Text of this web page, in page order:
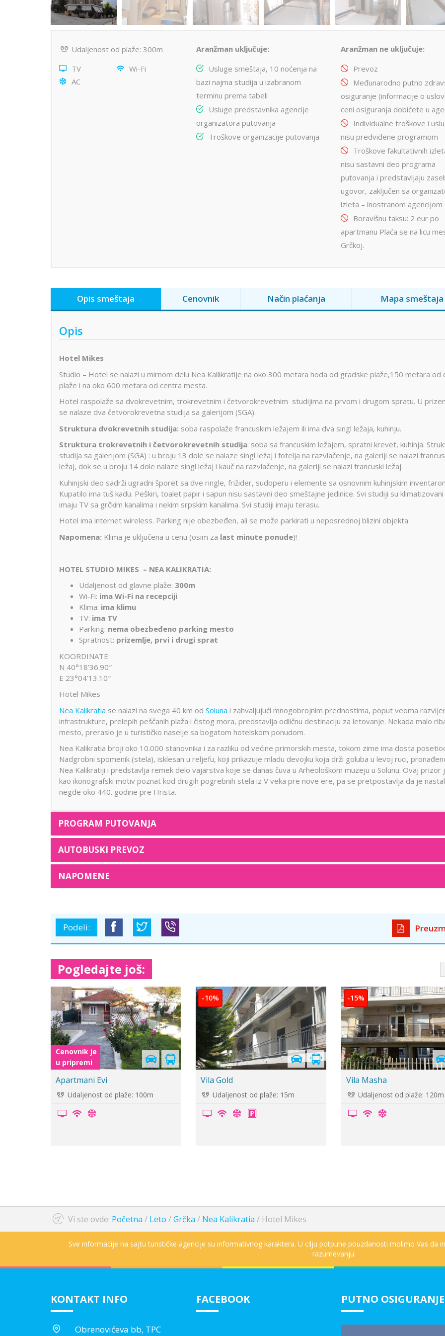
Udaljenost od plaže: 300m
TV
Wi-Fi
AC
Aranžman uključuje:
Usluge smeštaja, 10 noćenja na
bazi najma studija u izabranom
terminu prema tabeli
Usluge predstavnika agencije
organizatora putovanja
Troškove organizacije putovanja
Aranžman ne uključuje:
Prevoz
Međunarodno putno
osiguranje (informacije o
ceni osiguranja dobićete u
Individualne troškove i
nisu predviđene programom
Troškove fakultativnih
nisu sastavni deo programa
putovanja i predstavljaju
ugovor, zaključen sa
izleta – inostranom agencijom
Boravišnu taksu: 2 eur po
apartmanu Plaća se na licu
Grčkoj.
Opis smeštaja Cenovnik Način plaćanja Mapa smeštaja
Opis
Hotel Mikes
Studio – Hotel se nalazi u mirnom delu Nea Kallikratije na oko 300 metara hoda od gradske plaže,150 metara od
plaže i na oko 600 metara od centra mesta.
Hotel raspolaže sa dvokrevetnim, trokrevetnim i četvorokrevetnim studijima na prvom i drugom spratu. U
se nalaze dva četvorokrevetna studija sa galerijom (SGA).
Struktura dvokrevetnih studija: soba raspolaže francuskim ležajem ili ima dva singl ležaja, kuhinju.
Struktura trokrevetnih i četvorokrevetnih studija: soba sa francuskim ležajem, spratni krevet, kuhinja.
studija sa galerijom (SGA) : u broju 13 dole se nalaze singl ležaj i fotelja na razvlačenje, na galeriji se nalazi
ležaj, dok se u broju 14 dole nalaze singl ležaj i kauč na razvlačenje, na galeriji se nalazi francuski ležaj.
Kuhinjski deo sadrži ugradni šporet sa dve ringle, frižider, sudoperu i elemente sa osnovnim kuhinjskim
Kupatilo ima tuš kadu. Peškiri, toalet papir i sapun nisu sastavni deo smeštajne jedinice. Svi studiji su klimatizovani
imaju TV sa grčkim kanalima i nekim srpskim kanalima. Svi studiji imaju terasu.
Hotel ima internet wireless. Parking nije obezbeđen, ali se može parkirati u neposrednoj blizini objekta.
Napomena: Klima je uključena u cenu (osim za last minute ponude)!
HOTEL STUDIO MIKES – NEA KALIKRATIA:
Udaljenost od glavne plaže: 300m
Wi-Fi: ima Wi-Fi na recepciji
Klima: ima klimu
TV: ima TV
Parking: nema obezbeđeno parking mesto
Spratnost: prizemlje, prvi i drugi sprat
KOORDINATE:
N 40°18’36.90″
E 23°04’13.10″
Hotel Mikes
Nea Kalikratia se nalazi na svega 40 km od Soluna i zahvaljujući mnogobrojnim prednostima, poput veoma
infrastrukture, prelepih peščanih plaža i čistog mora, predstavlja odličnu destinaciju za letovanje. Nekada malo
mesto, preraslo je u turističko naselje sa bogatom hotelskom ponudom.
Nea Kalikratia broji oko 10.000 stanovnika i za razliku od većine primorskih mesta, tokom zime ima dosta
Nadgrobni spomenik (stela), isklesan u reljefu, koji prikazuje mladu devojku koja drži goluba u levoj ruci,
Nea Kalikratiji i predstavlja remek delo vajarstva koje se danas čuva u Arheološkom muzeju u Solunu. Ovaj prizor
kao ikonografski motiv poznat kod drugih pogrebnih stela iz V veka pre nove ere, pa se pretpostavlja da je
negde oko 440. godine pre Hrista.
PROGRAM PUTOVANJA
AUTOBUSKI PREVOZ
NAPOMENE
Podeli:
Pogledajte još:
-10%
Apartmani Park
Udaljenost od plaže: 80m
-10%
Apartmani Ela
Udaljenost od plaže: 100m
Cenovnik je
u pripremi
Apartman Avge
Udaljenost od plaže: 90m
Vi ste ovde: Početna / Leto /Grčka / Nea Kalikratia / Hotel Mikes
Sve informacije na sajtu turističke agencije su informativnog karaktera. U cilju potpune pouzdanosti molimo Vas da
razumevanju.
KONTAKT INFO
Obrenovićeva bb, TPC
FACEBOOK PUTNO OSIGURANJE